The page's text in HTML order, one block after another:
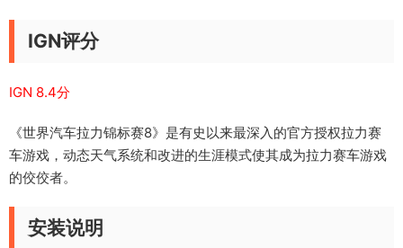
IGN评分
IGN 8.4分
《世界汽车拉力锦标赛8》是有史以来最深入的官方授权拉力赛
车游戏，动态天气系统和改进的生涯模式使其成为拉力赛车游戏
的佼佼者。
安装说明